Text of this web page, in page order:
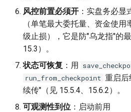
风控前置必须开 ：实盘务必显
（单笔最大委托量、资金使
级止损），它是防"乌龙指"的
15.3）。
状态可恢复 ：用
run_from_checkpoint 重启后
续传"（见 15.5.4、15.6.2）。
可观测性到位 ：启动前用